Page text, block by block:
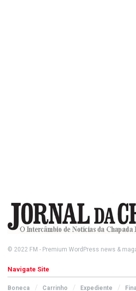
© 2022 FM - Premium WordPress news &
Navigate Site
Boneca Carrinho Expediente